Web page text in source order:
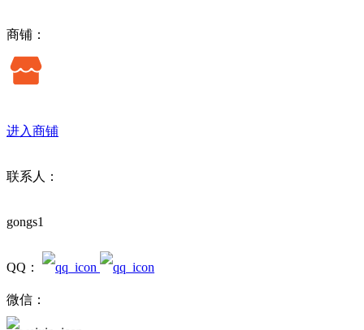
商铺：
进入商铺
联系人：
gongs1
QQ：
微信：